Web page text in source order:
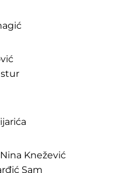
Knežević
Sam